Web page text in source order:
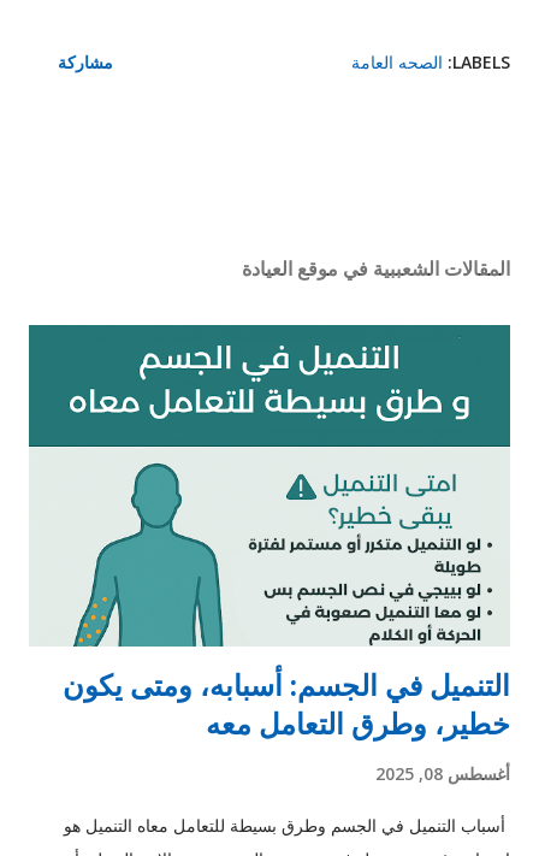
LABELS: الصحه العامة مشاركة
المقالات الشعببية في موقع العيادة
التنميل في الجسم: أسبابه، ومتى يكون
خطير، وطرق التعامل معه
أغسطس 08, 2025
أسباب التنميل في الجسم وطرق بسيطة للتعامل معاه التنميل هو